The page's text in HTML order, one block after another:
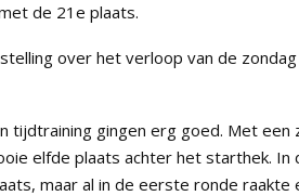
de 21e plaats.
over het verloop van de
tijdtraining gingen erg goed. Met
elfde plaats achter het starthek. In
maar al in de eerste ronde raakte